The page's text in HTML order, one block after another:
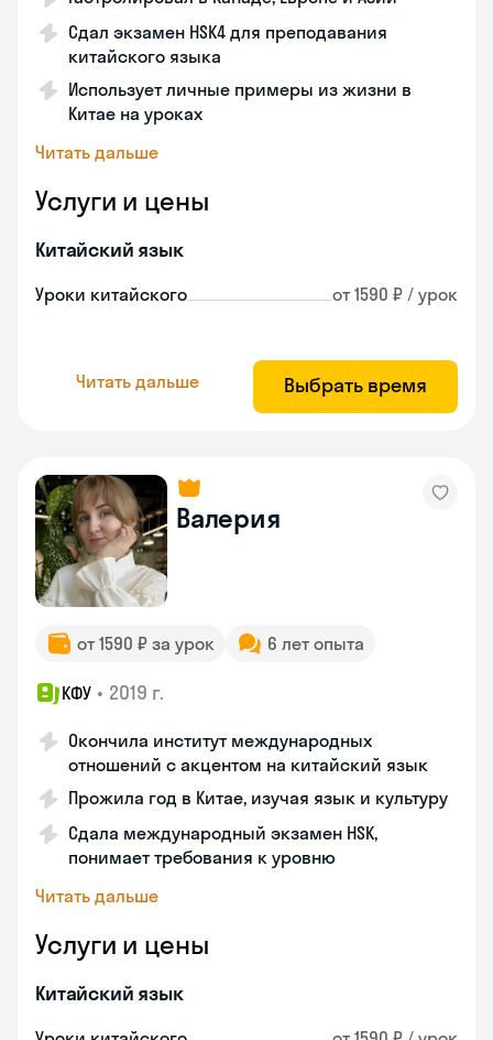
Сдал экзамен HSK4 для преподавания
китайского языка
Использует личные примеры из жизни в
Китае на уроках
Читать дальше
Услуги и цены
Китайский язык
Уроки китайского от 1590 ₽ / урок
Читать дальше Выбрать время
Валерия
от 1590 ₽ за урок 6 лет опыта
КФУ • 2019 г.
Окончила институт международных
отношений с акцентом на китайский язык
Прожила год в Китае, изучая язык и культуру
Сдала международный экзамен HSK,
понимает требования к уровню
Читать дальше
Услуги и цены
Китайский язык